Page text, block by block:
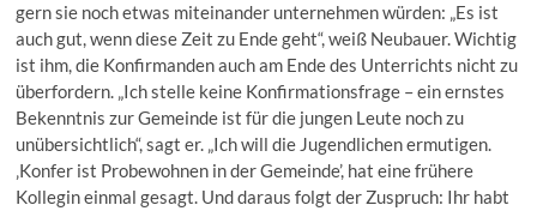
gern sie noch etwas miteinander unternehmen würden: „Es ist
auch gut, wenn diese Zeit zu Ende geht“, weiß Neubauer. Wichtig
ist ihm, die Konfirmanden auch am Ende des Unterrichts nicht zu
überfordern. „Ich stelle keine Konfirmationsfrage – ein ernstes
Bekenntnis zur Gemeinde ist für die jungen Leute noch zu
unübersichtlich“, sagt er. „Ich will die Jugendlichen ermutigen.
‚Konfer ist Probewohnen in der Gemeinde’, hat eine frühere
Kollegin einmal gesagt. Und daraus folgt der Zuspruch: Ihr habt